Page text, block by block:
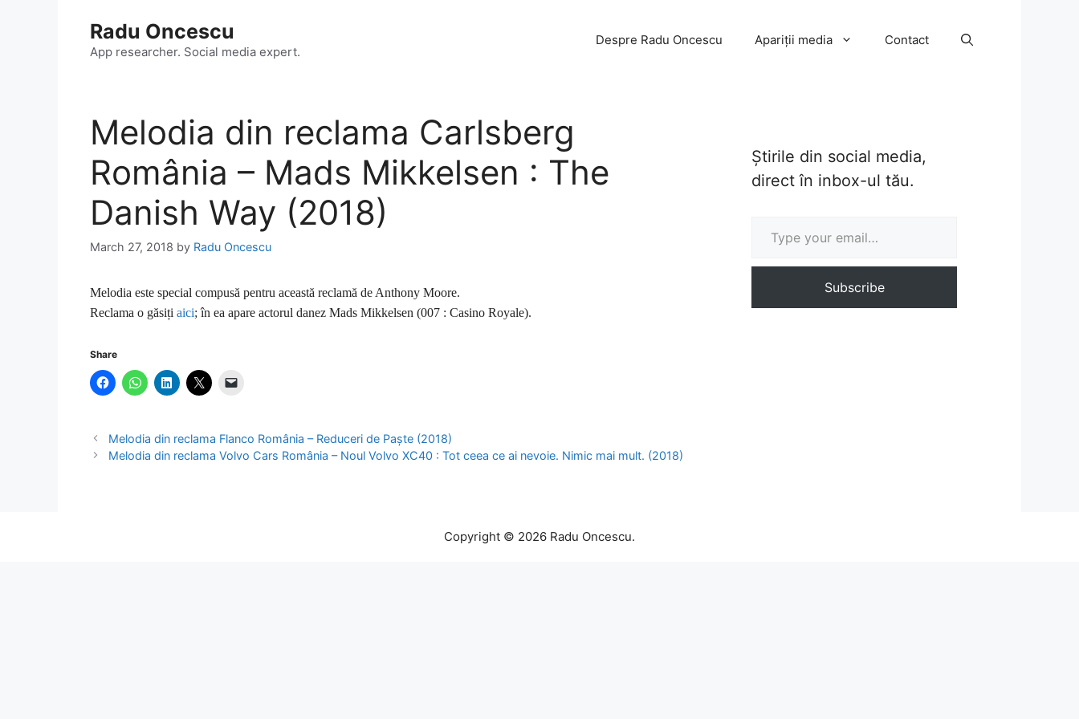
Radu Oncescu
App researcher. Social media expert.
Despre Radu Oncescu Apariții media Contact
Melodia din reclama Carlsberg
România – Mads Mikkelsen : The
Danish Way (2018)
March 27, 2018 by Radu Oncescu
Melodia este special compusă pentru această reclamă de Anthony Moore.
Reclama o găsiți aici; în ea apare actorul danez Mads Mikkelsen (007 : Casino Royale).
Share
Melodia din reclama Flanco România – Reduceri de Paște (2018)
Melodia din reclama Volvo Cars România – Noul Volvo XC40 : Tot ceea ce ai nevoie. Nimic mai mult. (2018)
Știrile din social media,
direct în inbox-ul tău.
Subscribe
Copyright © 2026 Radu Oncescu.